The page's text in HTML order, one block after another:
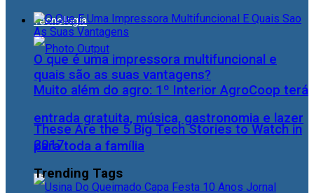
Tecnologia
Muito além do agro: 1º Interior AgroCoop terá
entrada gratuita, música, gastronomia e lazer
para toda a família
O que é uma impressora multifuncional e
quais são as suas vantagens?
These Are the 5 Big Tech Stories to Watch in
2017
Trending Tags